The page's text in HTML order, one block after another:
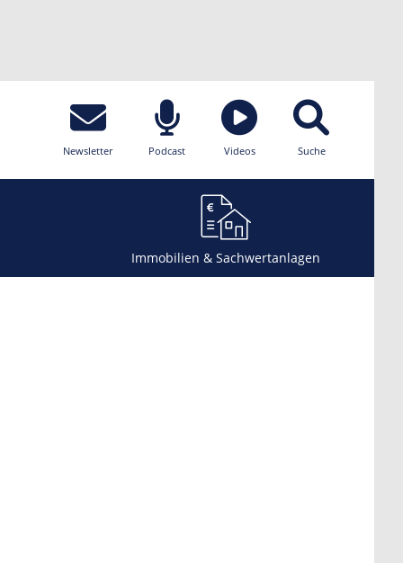
Newsletter Podcast Videos Suche
Immobilien & Sachwertanlagen